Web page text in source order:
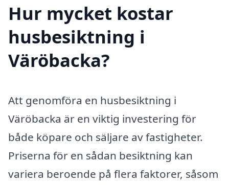
Hur mycket kostar
husbesiktning i
Väröbacka?
Att genomföra en husbesiktning i
Väröbacka är en viktig investering för
både köpare och säljare av fastigheter.
Priserna för en sådan besiktning kan
variera beroende på flera faktorer, såsom